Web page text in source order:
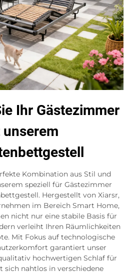
Ihr Gästezimmer
Kombination aus Stil und
speziell für Gästezimmer
Hergestellt von Xiarsr,
im Bereich Smart Home,
nicht nur eine stabile Basis für
verleiht Ihren Räumlichkeiten
Mit Fokus auf technologische
garantiert unser
hochwertigen Schlaf für
sich nahtlos in verschiedene